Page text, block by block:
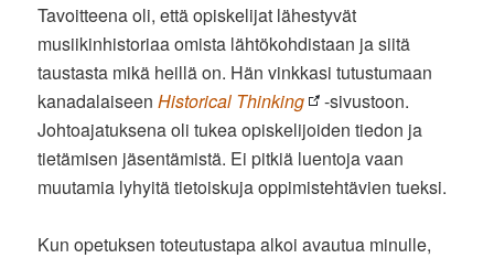
Tavoitteena oli, että opiskelijat lähestyvät
musiikinhistoriaa omista lähtökohdistaan ja siitä
taustasta mikä heillä on. Hän vinkkasi tutustumaan
kanadalaiseenHistorical Thinking
-sivustoon.
Johtoajatuksena oli tukea opiskelijoiden tiedon ja
tietämisen jäsentämistä. Ei pitkiä luentoja vaan
muutamia lyhyitä tietoiskuja oppimistehtävien tueksi.
Kun opetuksen toteutustapa alkoi avautua minulle,